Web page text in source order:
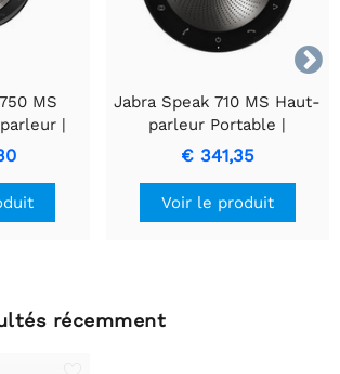

MS
|
Jabra Speak 710 MS Haut-
parleur Portable |
Connectivité USB et
Bluetooth
€ 341,35
Voir le produit
récemment